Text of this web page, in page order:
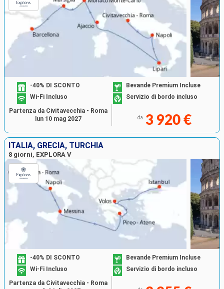
-40% DI SCONTO
Bevande Premium Incluse
Wi-Fi Incluso
Servizio di bordo incluso
da 3 920 €
Partenza da Civitavecchia - Roma
lun 10 mag 2027
ITALIA, GRECIA, TURCHIA
8 giorni, EXPLORA V
-40% DI SCONTO
Bevande Premium Incluse
Wi-Fi Incluso
Servizio di bordo incluso
Partenza da Civitavecchia - Roma